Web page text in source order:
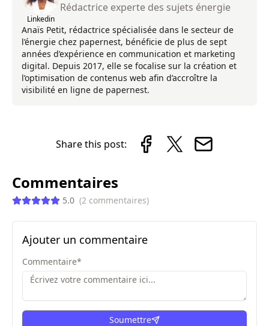
Linkedin
Rédactrice experte des sujets énergie
Anaïs Petit, rédactrice spécialisée dans le secteur de
l’énergie chez papernest, bénéficie de plus de sept
années d’expérience en communication et marketing
digital. Depuis 2017, elle se focalise sur la création et
l’optimisation de contenus web afin d’accroître la
visibilité en ligne de papernest.
Share this post:
Commentaires
5.0 (2 commentaires)
Ajouter un commentaire
Commentaire*
Soumettre